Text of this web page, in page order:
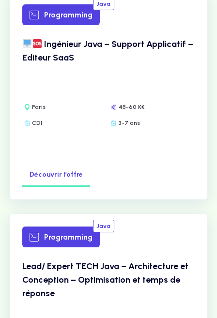
Programming
Java
Ingénieur Java – Support Applicatif –
Editeur SaaS
Paris 45-60 K€
CDI 3-7 ans
Découvrir l’offre
Programming
Java
Lead/ Expert TECH Java – Architecture et
Conception – Optimisation et temps de
réponse